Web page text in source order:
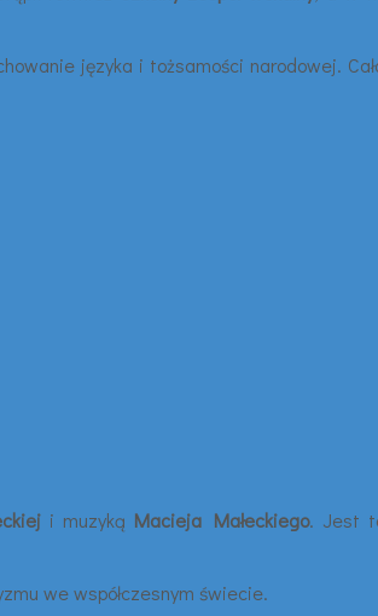
języka i tożsamości narodowej.
i muzyką Macieja Małeckiego. Jest
we współczesnym świecie.